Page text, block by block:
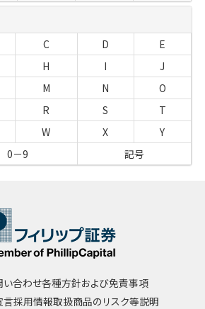
C D
E
H I
J
M N
O
R S
T
W X
Y
0－9 記号
い合わせ各種方針および免責事項
言採用情報取扱商品のリスク等説明